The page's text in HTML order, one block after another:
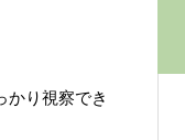
かり視察でき